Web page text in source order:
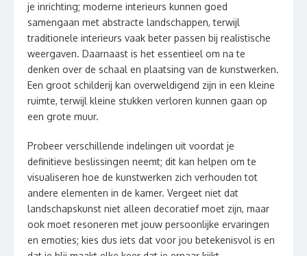
je inrichting; moderne interieurs kunnen goed
samengaan met abstracte landschappen, terwijl
traditionele interieurs vaak beter passen bij realistische
weergaven. Daarnaast is het essentieel om na te
denken over de schaal en plaatsing van de kunstwerken.
Een groot schilderij kan overweldigend zijn in een kleine
ruimte, terwijl kleine stukken verloren kunnen gaan op
een grote muur.
Probeer verschillende indelingen uit voordat je
definitieve beslissingen neemt; dit kan helpen om te
visualiseren hoe de kunstwerken zich verhouden tot
andere elementen in de kamer. Vergeet niet dat
landschapskunst niet alleen decoratief moet zijn, maar
ook moet resoneren met jouw persoonlijke ervaringen
en emoties; kies dus iets dat voor jou betekenisvol is en